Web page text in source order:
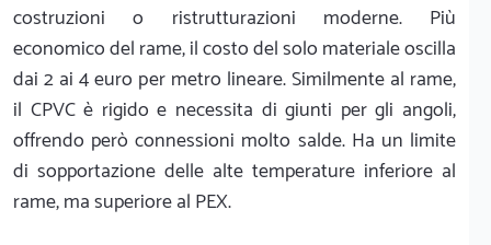
costruzioni o ristrutturazioni moderne. Più
economico del rame, il costo del solo materiale oscilla
dai 2 ai 4 euro per metro lineare. Similmente al rame,
il CPVC è rigido e necessita di giunti per gli angoli,
offrendo però connessioni molto salde. Ha un limite
di sopportazione delle alte temperature inferiore al
rame, ma superiore al PEX.